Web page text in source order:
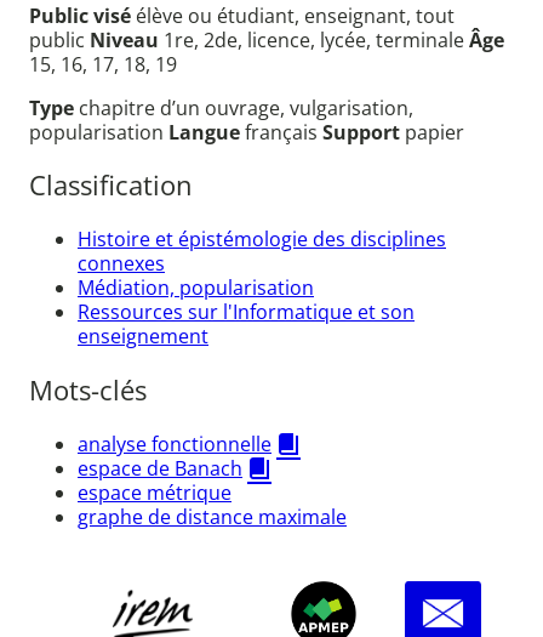
Public visé élève ou étudiant, enseignant, tout
public Niveau 1re, 2de, licence, lycée, terminaleÂge
15, 16, 17, 18, 19
Type chapitre d’un ouvrage, vulgarisation,
popularisation Languefrançais Support papier
Classification
Histoire et épistémologie des disciplines
connexes
Médiation, popularisation
Ressources sur l'Informatique et son
enseignement
Mots-clés
analyse fonctionnelle
espace de Banach
espace métrique
graphe de distance maximale